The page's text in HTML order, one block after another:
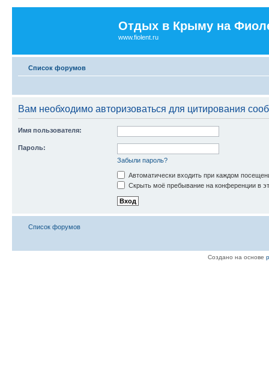
Отдых в Крыму на
www.fiolent.ru
Список форумов
Вам необходимо авторизоваться для цитирования
Имя пользователя:
Пароль:
Забыли пароль?
Автоматически входить при каждом
Скрыть моё пребывание на конференции в
Список форумов
Создано на основе